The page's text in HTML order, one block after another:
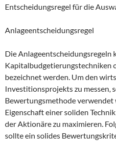
Entscheidungsregel für die
Anlageentscheidungsregel
Die Anlageentscheidungsregeln
Kapitalbudgetierungstechniken
bezeichnet werden. Um den
Investitionsprojekts zu messen,
Bewertungsmethode verwendet
Eigenschaft einer soliden
der Aktionäre zu maximieren.
sollte ein solides